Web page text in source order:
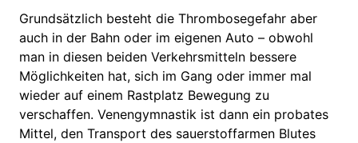
Grundsätzlich besteht die Thrombosegefahr aber
auch in der Bahn oder im eigenen Auto – obwohl
man in diesen beiden Verkehrsmitteln bessere
Möglichkeiten hat, sich im Gang oder immer mal
wieder auf einem Rastplatz Bewegung zu
verschaffen. Venengymnastik ist dann ein probates
Mittel, den Transport des sauerstoffarmen Blutes